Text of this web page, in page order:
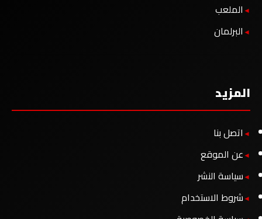
الملعب
البرلمان
المزيد
اتصل بنا
عن الموقع
سياسة النشر
شروط الاستخدام